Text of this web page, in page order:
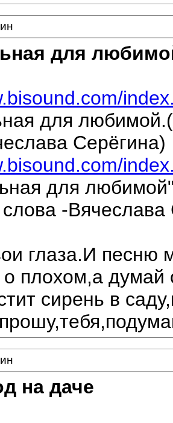
для
для
Серёгина)
для
-Вячеслава
глаза.И песню
плохом,а думай
сирень в
на даче